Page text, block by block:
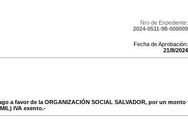
Nro de Expediente:
2024-0511-98-000009
Fecha de Aprobación:
21/8/2024
a favor de la ORGANIZACIÓN SOCIAL SALVADOR, por un monto
IVA exento.-